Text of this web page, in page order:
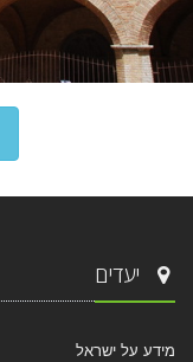
יעדים
מידע על ישראל